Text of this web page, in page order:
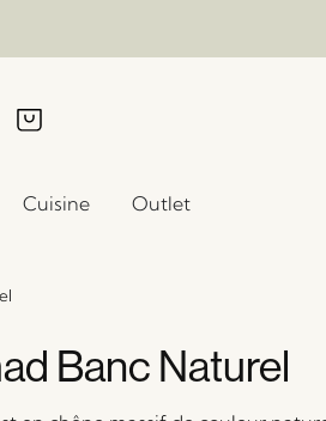
Cuisine Outlet
Banc Naturel